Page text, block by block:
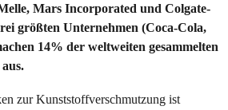
Mars Incorporated und Colgate-
größten Unternehmen (Coca-Cola,
14% der weltweiten gesammelten
zur Kunststoffverschmutzung ist